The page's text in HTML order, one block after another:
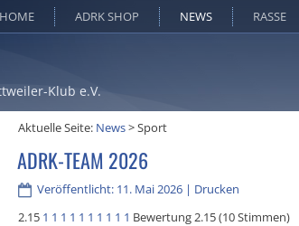
HOME ADRK SHOP NEWS RASSE
Klub e.V.
Aktuelle Seite: News>Sport
ADRK-TEAM 2026
Veröffentlicht: 11. Mai 2026 | Drucken
2.15 1 1 1 1 1 1 1 1 1 1 Bewertung 2.15 (10 Stimmen)